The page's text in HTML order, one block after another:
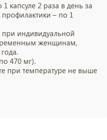
капсуле 2 раза в день за
– по 1
индивидуальной
женщинам,
470 мг).
при температуре не выше